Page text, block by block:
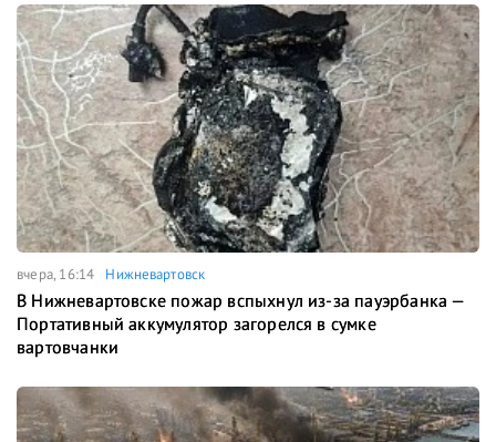
вчера, 16:14 Нижневартовск
В Нижневартовске пожар вспыхнул из-за пауэрбанка —
Портативный аккумулятор загорелся в сумке
вартовчанки